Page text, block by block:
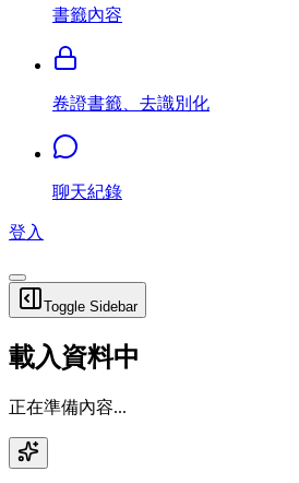
書籤內容
卷證書籤、去識別化
聊天紀錄
登入
Toggle Sidebar
載入資料中
正在準備內容...